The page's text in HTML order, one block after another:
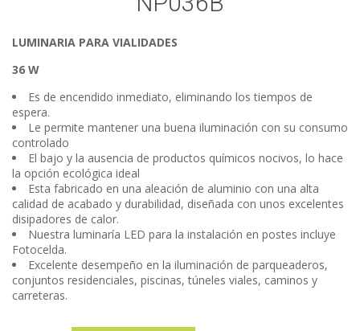
LUMINARIA PARA VIALIDADES
36 W
Es de encendido inmediato, eliminando los tiempos de
espera.
Le permite mantener una buena iluminación con su consumo
controlado
El bajo y la ausencia de productos químicos nocivos, lo hace
la opción ecológica ideal
Esta fabricado en una aleación de aluminio con una alta
calidad de acabado y durabilidad, diseñada con unos excelentes
disipadores de calor.
Nuestra luminaría LED para la instalación en postes incluye
Fotocelda.
Excelente desempeño en la iluminación de parqueaderos,
conjuntos residenciales, piscinas, túneles viales, caminos y
carreteras.